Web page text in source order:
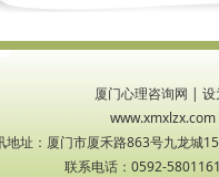
厦门心理咨询网 | 设
地址：厦门市厦禾路863号九龙城
联系电话：0592-